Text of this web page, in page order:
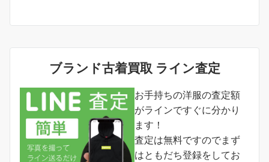
ブランド古着買取 ライン査定
お手持ちの洋服の査定額
がラインですぐに分かり
ます！
査定は無料ですのでまず
はともだち登録をしてお